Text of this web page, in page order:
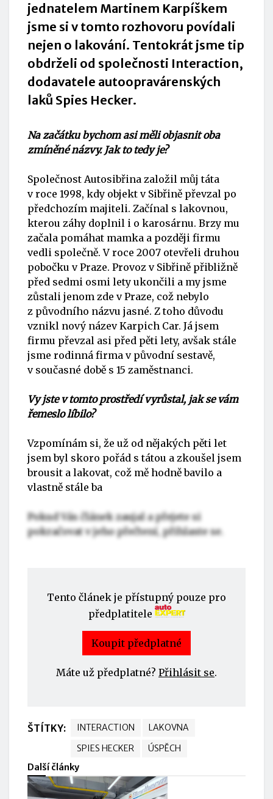
jednatelem Martinem Karpíškem
jsme si v tomto rozhovoru povídali
nejen o lakování. Tentokrát jsme tip
obdrželi od společnosti Interaction,
dodavatele autoopravárenských
laků Spies Hecker.
Na začátku bychom asi měli objasnit oba
zmíněné názvy. Jak to tedy je?
Společnost Autosibřina založil můj táta
v roce 1998, kdy objekt v Sibřině převzal po
předchozím majiteli. Začínal s lakovnou,
kterou záhy doplnil i o karosárnu. Brzy mu
začala pomáhat mamka a později firmu
vedli společně. V roce 2007 otevřeli druhou
pobočku v Praze. Provoz v Sibřině přibližně
před sedmi osmi lety ukončili a my jsme
zůstali jenom zde v Praze, což nebylo
z původního názvu jasné. Z toho důvodu
vznikl nový název Karpich Car. Já jsem
firmu převzal asi před pěti lety, avšak stále
jsme rodinná firma v původní sestavě,
v současné době s 15 zaměstnanci.
Vy jste v tomto prostředí vyrůstal, jak se vám
řemeslo líbilo?
Vzpomínám si, že už od nějakých pěti let
jsem byl skoro pořád s tátou a zkoušel jsem
brousit a lakovat, což mě hodně bavilo a
vlastně stále ba
Pokud Vás článek zaujal a přejete si
pokračovat v jeho přečtení, přihlaste se.
Tento článek je přístupný pouze pro
předplatitele
Koupit předplatné
Máte už předplatné? Přihlásit se.
ŠTÍTKY: INTERACTION
LAKOVNA
SPIES HECKER
ÚSPĚCH
Další články